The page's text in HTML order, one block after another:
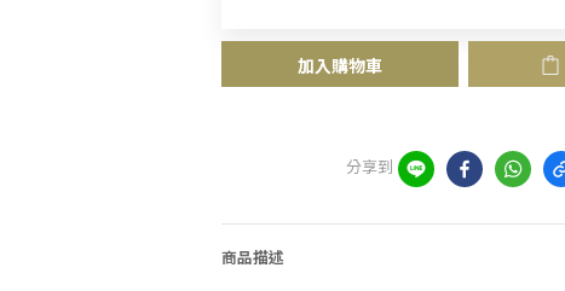
加入購物車
分享到
商品描述